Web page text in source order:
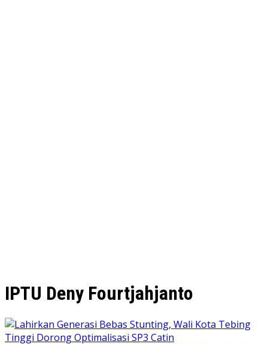
IPTU Deny Fourtjahjanto